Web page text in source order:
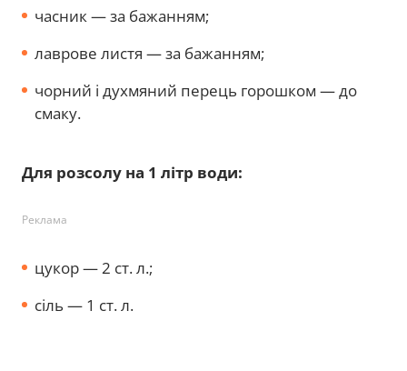
часник — за бажанням;
лаврове листя — за бажанням;
чорний і духмяний перець горошком — до
смаку.
Для розсолу на 1 літр води:
Реклама
цукор — 2 ст. л.;
сіль — 1 ст. л.